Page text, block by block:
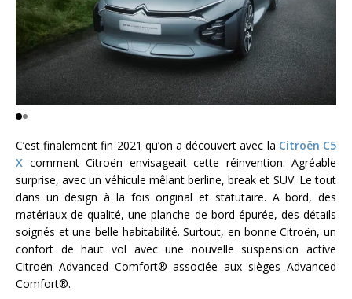
C’est finalement fin 2021 qu’on a découvert avec la Citroën C5
X comment Citroën envisageait cette réinvention. Agréable
surprise, avec un véhicule mêlant berline, break et SUV. Le tout
dans un design à la fois original et statutaire. A bord, des
matériaux de qualité, une planche de bord épurée, des détails
soignés et une belle habitabilité. Surtout, en bonne Citroën, un
confort de haut vol avec une nouvelle suspension active
Citroën Advanced Comfort® associée aux sièges Advanced
Comfort®.